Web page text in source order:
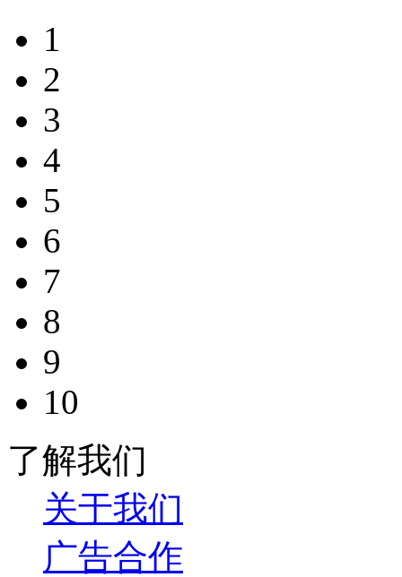
1
2
3
4
5
6
7
8
9
10
了解我们
关于我们
广告合作